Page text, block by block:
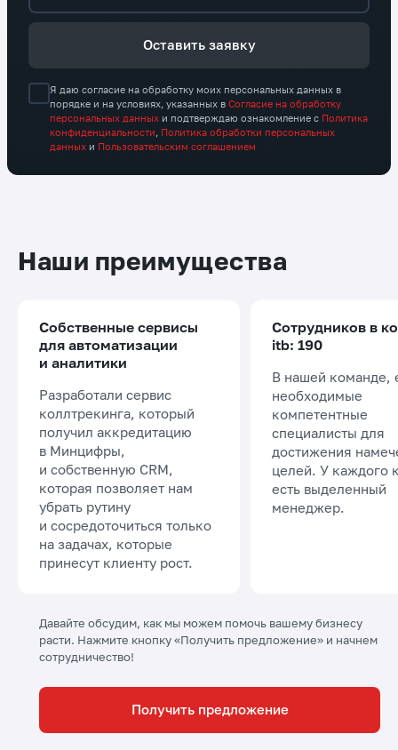
Оставить заявку
Я даю согласие на обработку моих персональных данных в
порядке и на условиях, указанных в Согласие на обработку
персональных данных и подтверждаю ознакомление с Политика
конфиденциальности, Политика обработки персональных
данных и Пользовательским соглашением
Наши преимущества
Собственные сервисы
для автоматизации
и аналитики
Разработали сервис
коллтрекинга, который
получил аккредитацию
в Минцифры,
и собственную CRM,
которая позволяет нам
убрать рутину
и сосредоточиться только
на задачах, которые
принесут клиенту рост.
Сотрудников в
itb: 190
В нашей команде,
необходимые
компетентные
специалисты для
достижения
целей. У каждого
есть выделенный
менеджер.
Давайте обсудим, как мы можем помочь вашему бизнесу
расти. Нажмите кнопку «Получить предложение» и начнем
сотрудничество!
Получить предложение